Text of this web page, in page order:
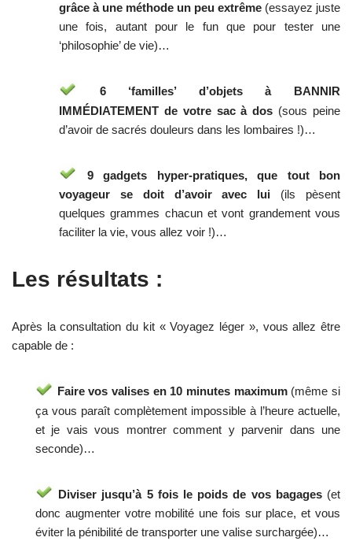
grâce à une méthode un peu extrême (essayez juste
une fois, autant pour le fun que pour tester une
‘philosophie’ de vie)…
6 ‘familles’ d’objets à BANNIR
IMMÉDIATEMENT de votre sac à dos (sous peine
d’avoir de sacrés douleurs dans les lombaires !)…
9 gadgets hyper-pratiques, que tout bon
voyageur se doit d’avoir avec lui (ils pèsent
quelques grammes chacun et vont grandement vous
faciliter la vie, vous allez voir !)…
Les résultats :
Après la consultation du kit « Voyagez léger », vous allez être
capable de :
Faire vos valises en 10 minutes maximum(même si
ça vous paraît complètement impossible à l’heure actuelle,
et je vais vous montrer comment y parvenir dans une
seconde)…
Diviser jusqu’à 5 fois le poids de vos bagages(et
donc augmenter votre mobilité une fois sur place, et vous
éviter la pénibilité de transporter une valise surchargée)…